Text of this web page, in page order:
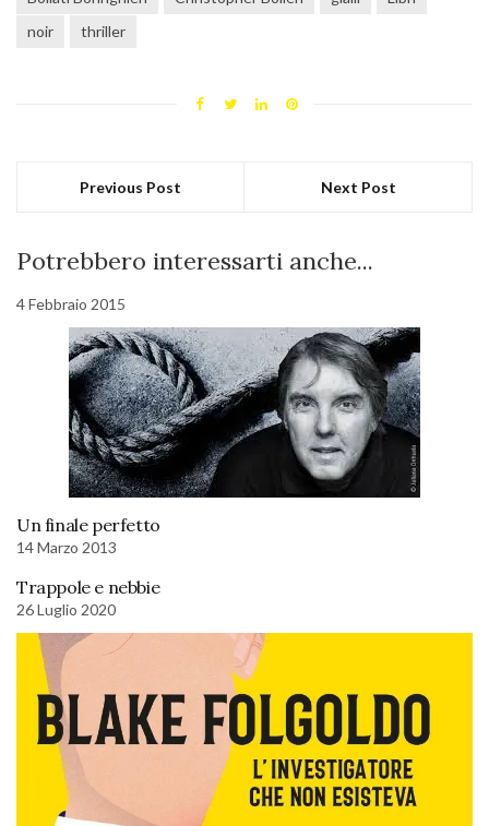
noir
thriller
Previous Post Next Post
Potrebbero interessarti anche...
4 Febbraio 2015
Un finale perfetto
14 Marzo 2013
Trappole e nebbie
26 Luglio 2020